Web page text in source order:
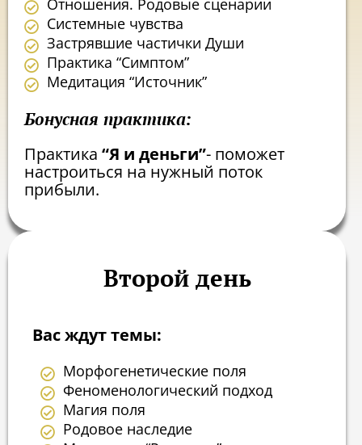
Отношения. Родовые сценарии
Системные чувства
Застрявшие частички Души
Практика “Симптом”
Медитация “Источник”
Бонусная практика:
Практика “Я и деньги”- поможет
настроиться на нужный поток
прибыли.
Второй день
Вас ждут темы:
Морфогенетические поля
Феноменологический подход
Магия поля
Родовое наследие